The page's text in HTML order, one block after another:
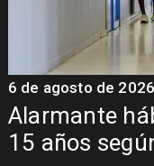
Aprueban
Sebastián
6 de agosto de 2026